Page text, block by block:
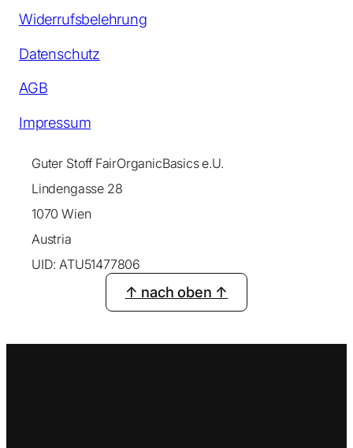
Widerrufsbelehrung
Datenschutz
AGB
Impressum
Guter Stoff FairOrganicBasics e.U.
Lindengasse 28
1070 Wien
Austria
UID: ATU51477806
↑ nach oben ↑